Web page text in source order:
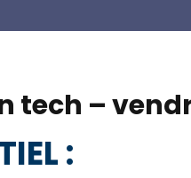
tech –
: